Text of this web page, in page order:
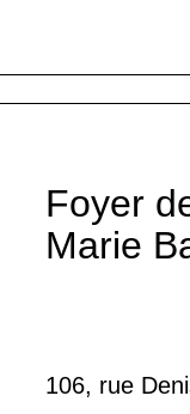
Foyer
Marie
106, rue